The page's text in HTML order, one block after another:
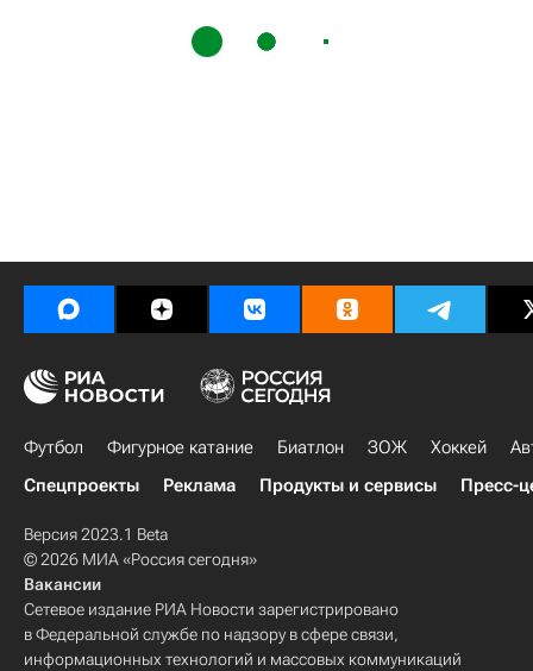
Футбол Фигурное катание Биатлон ЗОЖ Хоккей
Спецпроекты
Реклама Продукты и сервисы Пресс-
Версия 2023.1 Beta
© 2026 МИА «Россия сегодня»
Вакансии
Сетевое издание РИА Новости зарегистрировано
в Федеральной службе по надзору в сфере связи,
информационных технологий и массовых коммуникаций